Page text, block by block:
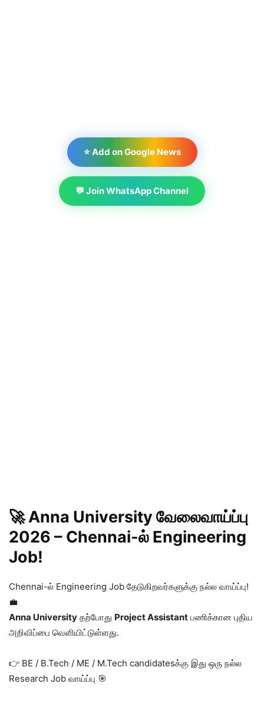
⭐ Add on Google News
💬 Join WhatsApp Channel
🚀 Anna University வேலைவாய்ப்பு
2026 – Chennai-ல் Engineering
Job!
Chennai-ல் Engineering Job தேடுகிறவர்களுக்கு நல்ல வாய்ப்பு!
💼
Anna University தற்போது Project Assistant பணிக்கான புதிய
அறிவிப்பை வெளியிட்டுள்ளது.
👉 BE / B.Tech / ME / M.Tech candidatesக்கு இது ஒரு நல்ல
Research Job வாய்ப்பு 🎯